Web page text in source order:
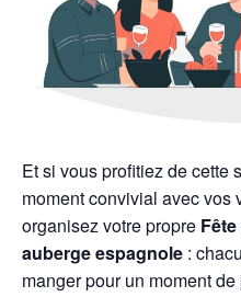
Et si vous profitiez de cette
moment convivial avec vos
organisez votre propre
auberge espagnole :
manger pour un moment